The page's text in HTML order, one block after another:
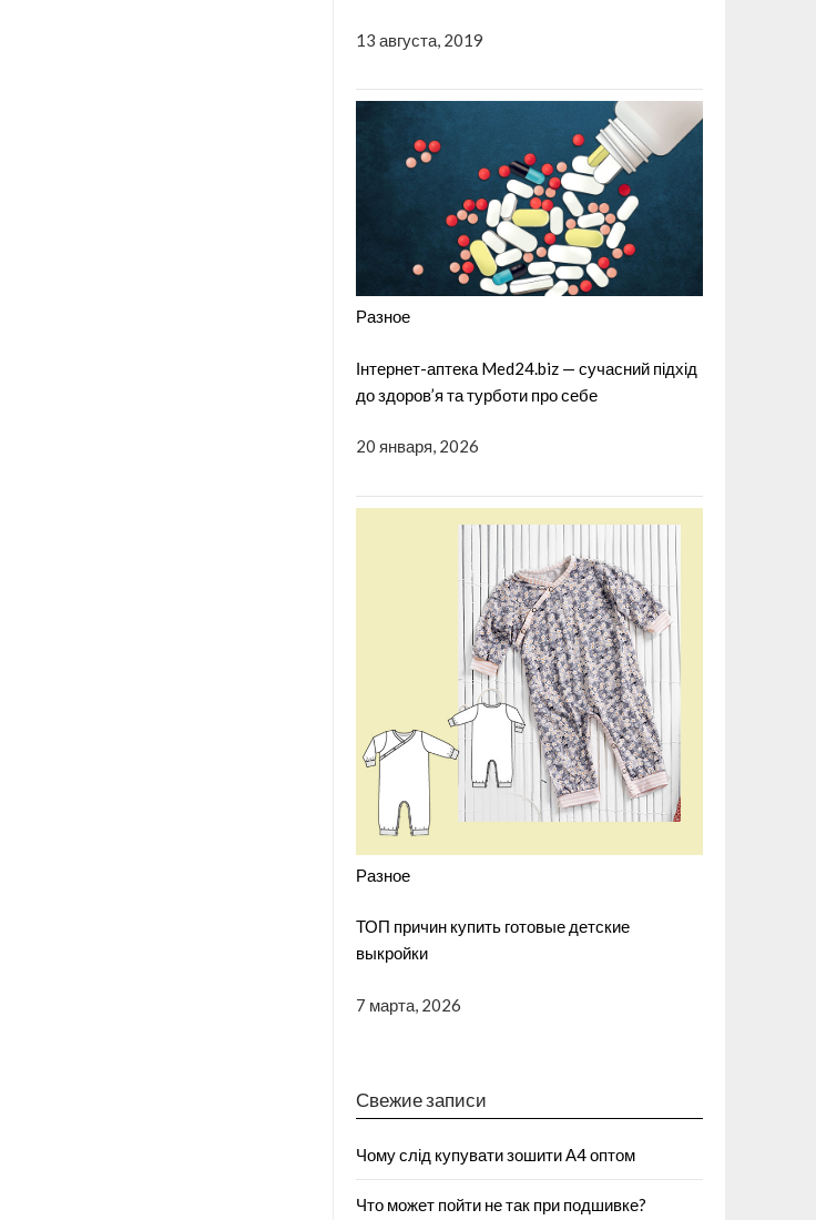
13 августа, 2019
Разное
Інтернет-аптека Med24.biz — сучасний підхід
до здоров’я та турботи про себе
20 января, 2026
Разное
ТОП причин купить готовые детские
выкройки
7 марта, 2026
Свежие записи
Чому слід купувати зошити А4 оптом
Что может пойти не так при подшивке?